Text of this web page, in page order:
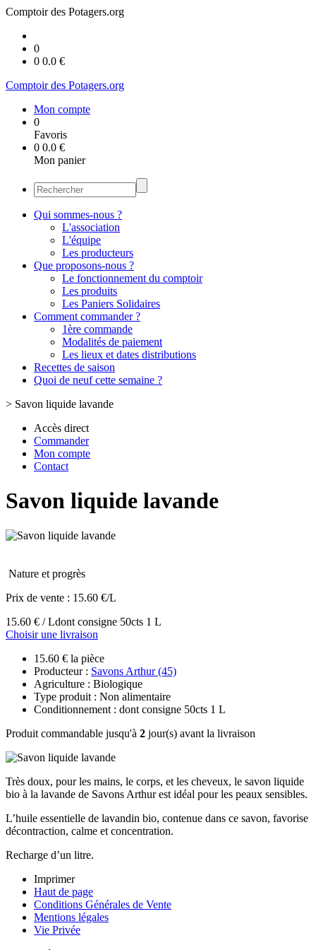
Comptoir des Potagers.org
0
0 0.0 €
Comptoir des Potagers.org
Mon compte
0
Favoris
0 0.0 €
Mon panier
Qui sommes-nous ?
L'association
L'équipe
Les producteurs
Que proposons-nous ?
Le fonctionnement du comptoir
Les produits
Les Paniers Solidaires
Comment commander ?
1ère commande
Modalités de paiement
Les lieux et dates distributions
Recettes de saison
Quoi de neuf cette semaine ?
> Savon liquide lavande
Accès direct
Commander
Mon compte
Contact
Savon liquide lavande
Nature et progrès
Prix de vente : 15.60 €/L
15.60 € / Ldont consigne 50cts 1 L
Choisir une livraison
15.60 € la pièce
Producteur : Savons Arthur (45)
Agriculture : Biologique
Type produit : Non alimentaire
Conditionnement : dont consigne 50cts 1 L
Produit commandable jusqu'à 2 jour(s) avant la livraison
Très doux, pour les mains, le corps, et les cheveux, le savon liquide
bio à la lavande de Savons Arthur est idéal pour les peaux sensibles.
L’huile essentielle de lavandin bio, contenue dans ce savon, favorise
décontraction, calme et concentration.
Recharge d’un litre.
Imprimer
Haut de page
Conditions Générales de Vente
Mentions légales
Vie Privée